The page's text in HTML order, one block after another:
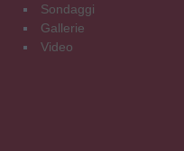
Sondaggi
Gallerie
Video